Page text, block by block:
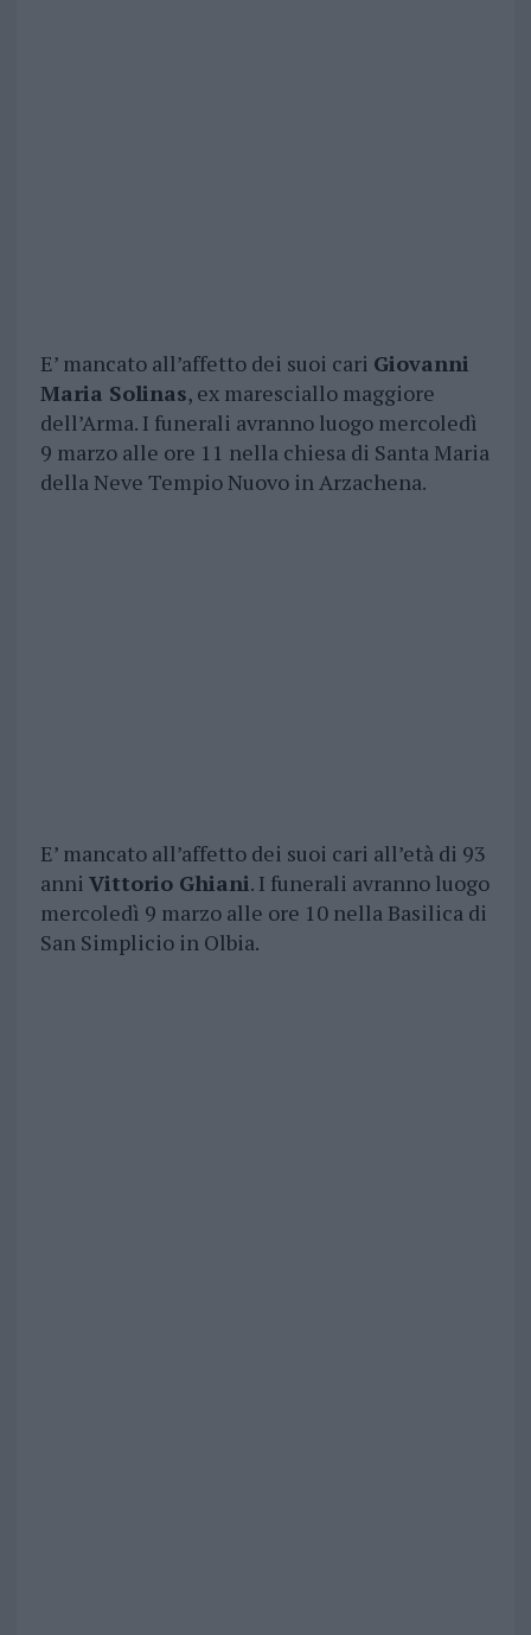
E’ mancato all’affetto dei suoi cari Giovanni
Maria Solinas, ex maresciallo maggiore
dell’Arma. I funerali avranno luogo mercoledì
9 marzo alle ore 11 nella chiesa di Santa Maria
della Neve Tempio Nuovo in Arzachena.
E’ mancato all’affetto dei suoi cari all’età di 93
anni Vittorio Ghiani. I funerali avranno luogo
mercoledì 9 marzo alle ore 10 nella Basilica di
San Simplicio in Olbia.